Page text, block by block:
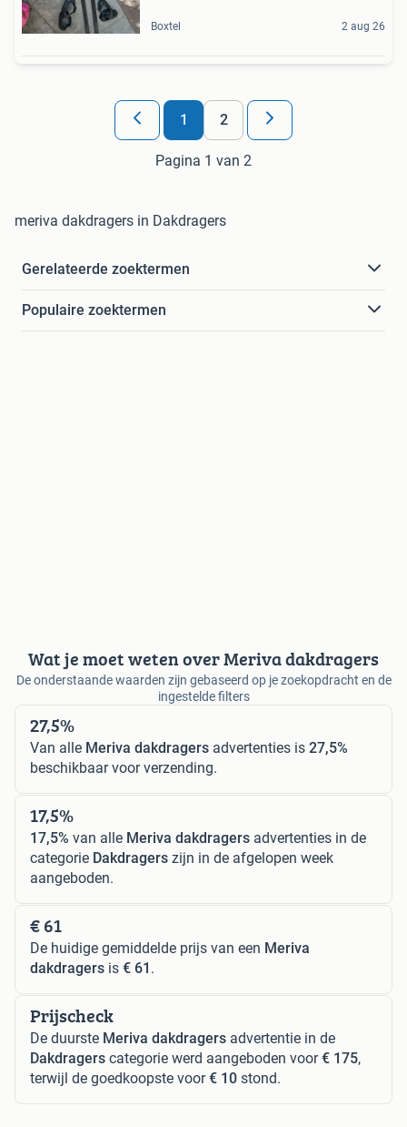
Boxtel 2 aug 26
1 2
Pagina 1 van 2
meriva dakdragers in Dakdragers
Gerelateerde zoektermen
Populaire zoektermen
Wat je moet weten over Meriva dakdragers
De onderstaande waarden zijn gebaseerd op je zoekopdracht en de
ingestelde filters
27,5%
Van alle Meriva dakdragers advertenties is 27,5%
beschikbaar voor verzending.
17,5%
17,5% van alle Meriva dakdragers advertenties in de
categorie Dakdragers zijn in de afgelopen week
aangeboden.
€ 61
De huidige gemiddelde prijs van een Meriva
dakdragers is € 61 .
Prijscheck
De duurste Meriva dakdragers advertentie in de
Dakdragers categorie werd aangeboden voor€ 175,
terwijl de goedkoopste voor€ 10 stond.